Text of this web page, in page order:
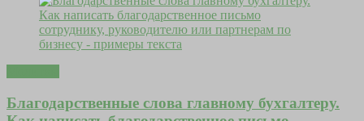
Благодарственные слова главному бухгалтеру.